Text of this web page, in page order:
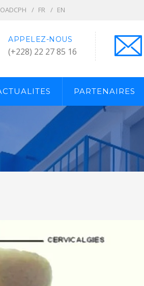
FR EN
APPELEZ-NOUS
(+228) 22 27 85 16
PARTENAIRES